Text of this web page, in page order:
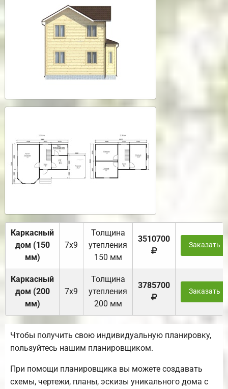
Каркасный
дом (150
мм)
7х9
Толщина
утепления
150 мм
3510700
Заказать
Каркасный
дом (200
мм)
7х9
Толщина
утепления
200 мм
3785700
Заказать
Чтобы получить свою индивидуальную планировку,
пользуйтесь нашим планировщиком.
При помощи планировщика вы можете создавать
схемы, чертежи, планы, эскизы уникального дома с